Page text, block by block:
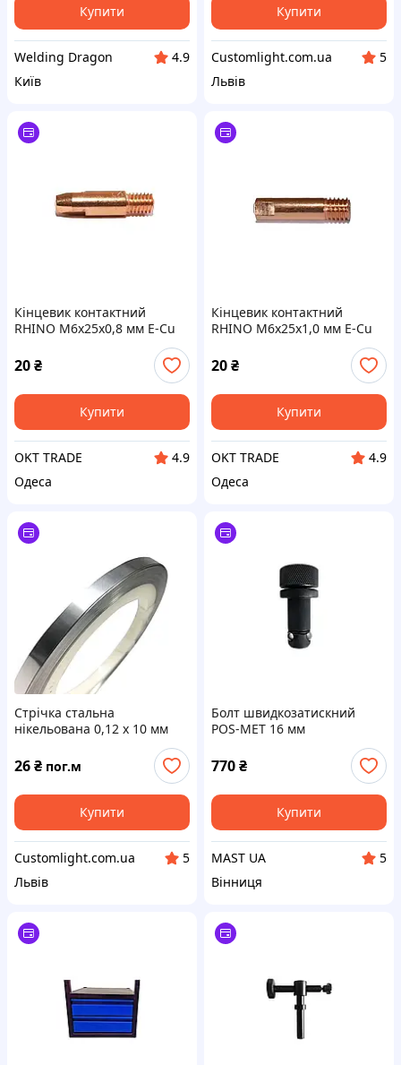
Купити
Welding Dragon
4.9
Київ
Купити
Customlight.com.ua
5
Львів
Кінцевик контактний
RHINO М6х25х0,8 мм E-Cu
20₴
Купити
OKT TRADE
4.9
Одеса
Кінцевик контактний
RHINO М6х25х1,0 мм E-Cu
20₴
Купити
OKT TRADE
4.9
Одеса
Стрічка стальна
нікельована 0,12 х 10 мм
26₴ пог.м
Купити
Customlight.com.ua
5
Львів
Болт швидкозатискний
POS-MET 16 мм
770₴
Купити
MAST UA
5
Вінниця